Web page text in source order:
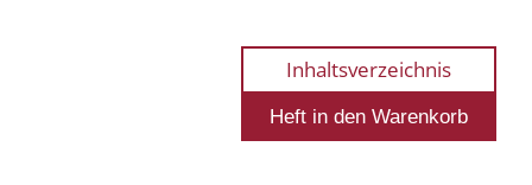
Inhaltsverzeichnis